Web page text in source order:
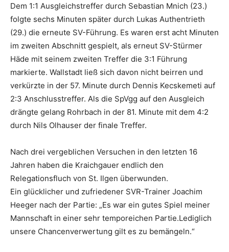
Dem 1:1 Ausgleichstreffer durch Sebastian Mnich (23.)
folgte sechs Minuten später durch Lukas Authentrieth
(29.) die erneute SV-Führung. Es waren erst acht Minuten
im zweiten Abschnitt gespielt, als erneut SV-Stürmer
Häde mit seinem zweiten Treffer die 3:1 Führung
markierte. Wallstadt ließ sich davon nicht beirren und
verkürzte in der 57. Minute durch Dennis Kecskemeti auf
2:3 Anschlusstreffer. Als die SpVgg auf den Ausgleich
drängte gelang Rohrbach in der 81. Minute mit dem 4:2
durch Nils Olhauser der finale Treffer.
Nach drei vergeblichen Versuchen in den letzten 16
Jahren haben die Kraichgauer endlich den
Relegationsfluch von St. Ilgen überwunden.
Ein glücklicher und zufriedener SVR-Trainer Joachim
Heeger nach der Partie: „Es war ein gutes Spiel meiner
Mannschaft in einer sehr temporeichen Partie.Lediglich
unsere Chancenverwertung gilt es zu bemängeln.“